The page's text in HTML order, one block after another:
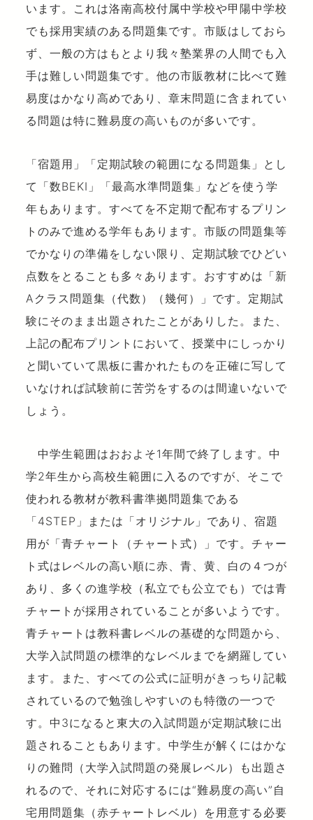
います。これは洛南高校付属中学校や甲陽中学校
でも採用実績のある問題集です。市販はしておら
ず、一般の方はもとより我々塾業界の人間でも入
手は難しい問題集です。他の市販教材に比べて難
易度はかなり高めであり、章末問題に含まれてい
る問題は特に難易度の高いものが多いです。
「宿題用」「定期試験の範囲になる問題集」とし
て「数BEKI」「最高水準問題集」などを使う学
年もあります。すべてを不定期で配布するプリン
トのみで進める学年もあります。市販の問題集等
でかなりの準備をしない限り、定期試験でひどい
点数をとることも多々あります。おすすめは「新
Aクラス問題集（代数）（幾何）」です。定期試
験にそのまま出題されたことがありした。また、
上記の配布プリントにおいて、授業中にしっかり
と聞いていて黒板に書かれたものを正確に写して
いなければ試験前に苦労をするのは間違いないで
しょう。
中学生範囲はおおよそ1年間で終了します。中
学2年生から高校生範囲に入るのですが、そこで
使われる教材が教科書準拠問題集である
「4STEP」または「オリジナル」であり、宿題
用が「青チャート（チャート式）」です。チャー
ト式はレベルの高い順に赤、青、黄、白の４つが
あり、多くの進学校（私立でも公立でも）では青
チャートが採用されていることが多いようです。
青チャートは教科書レベルの基礎的な問題から、
大学入試問題の標準的なレベルまでを網羅してい
ます。また、すべての公式に証明がきっちり記載
されているので勉強しやすいのも特徴の一つで
す。中3になると東大の入試問題が定期試験に出
題されることもあります。中学生が解くにはかな
りの難問（大学入試問題の発展レベル）も出題さ
れるので、それに対応するには“難易度の高い”自
宅用問題集（赤チャートレベル）を用意する必要